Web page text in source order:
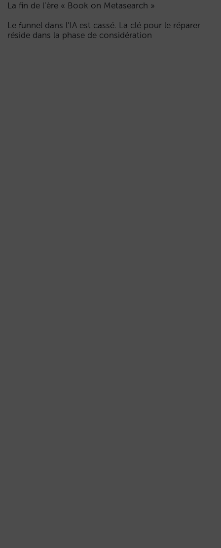
La fin de l’ère « Book on Metasearch »
Le funnel dans l’IA est cassé. La clé pour le réparer
réside dans la phase de considération